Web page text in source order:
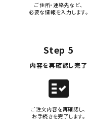
ご住所・連絡先など、
必要な情報を入力します。
Step 5
内容を再確認し完了
fact_check
ご注文内容を再確認し、
お手続きを完了します。